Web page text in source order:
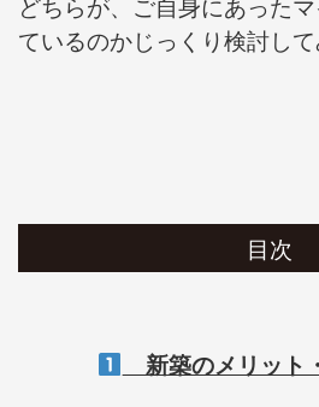
どちらが、ご自身にあった
ているのかじっくり検討して
目次
新築のメリット